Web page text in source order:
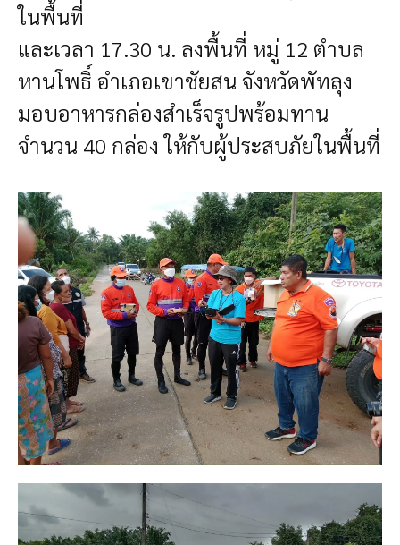
ในพื้นที่
และเวลา 17.30 น. ลงพื้นที่ หมู่ 12 ตำบล
หานโพธิ์ อำเภอเขาชัยสน จังหวัดพัทลุง
มอบอาหารกล่องสำเร็จรูปพร้อมทาน
จำนวน 40 กล่อง ให้กับผู้ประสบภัยในพื้นที่